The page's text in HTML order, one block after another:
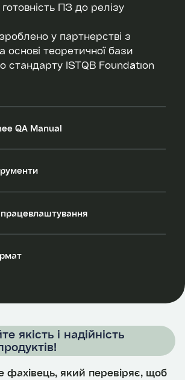
ПЗ до релізу
у партнерстві з
основі теоретичної бази
стандарту ISTQB Foundation
QA Manual
якість і надійність
фахівець, який перевіряє, щоб